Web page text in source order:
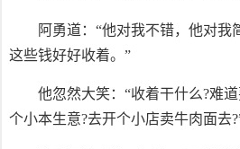
阿勇道：“他对我不错，他对我
这些钱好好收着。”
他忽然大笑：“收着干什么?难
个小本生意?去开个小店卖牛肉面去